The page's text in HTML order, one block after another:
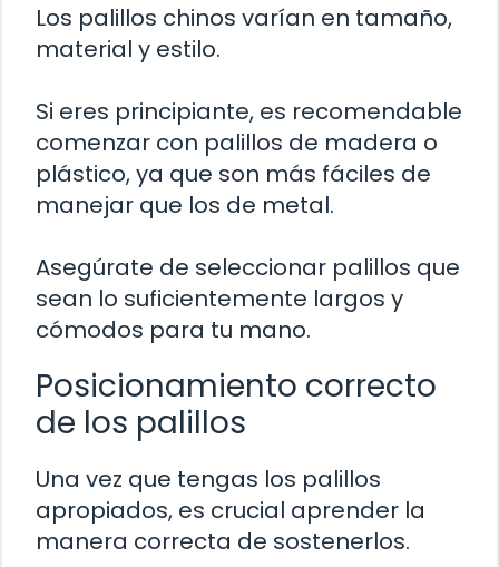
Los palillos chinos varían en tamaño,
material y estilo.
Si eres principiante, es recomendable
comenzar con palillos de madera o
plástico, ya que son más fáciles de
manejar que los de metal.
Asegúrate de seleccionar palillos que
sean lo suficientemente largos y
cómodos para tu mano.
Posicionamiento correcto
de los palillos
Una vez que tengas los palillos
apropiados, es crucial aprender la
manera correcta de sostenerlos.